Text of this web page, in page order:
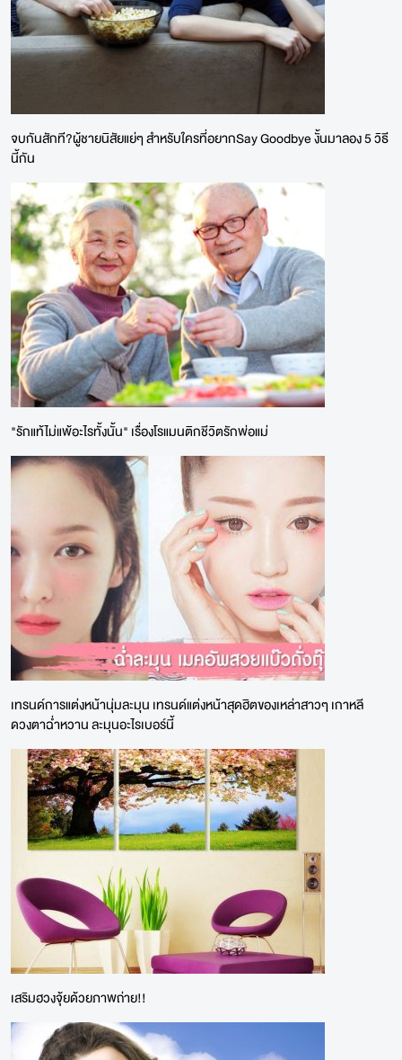
จบกันสักที?ผู้ชายนิสัยแย่ๆ สำหรับใครที่อยากSay Goodbye งั้นมาลอง 5 วิธี
นี้กัน
"รักแท้ไม่แพ้อะไรทั้งนั้น" เรื่องโรแมนติกชีวิตรักพ่อแม่
เทรนด์การแต่งหน้านุ่มละมุน เทรนด์แต่งหน้าสุดฮิตของเหล่าสาวๆ เกาหลี
ดวงตาฉ่ำหวาน ละมุนอะไรเบอร์นี้
เสริมฮวงจุ้ยด้วยภาพถ่าย!!